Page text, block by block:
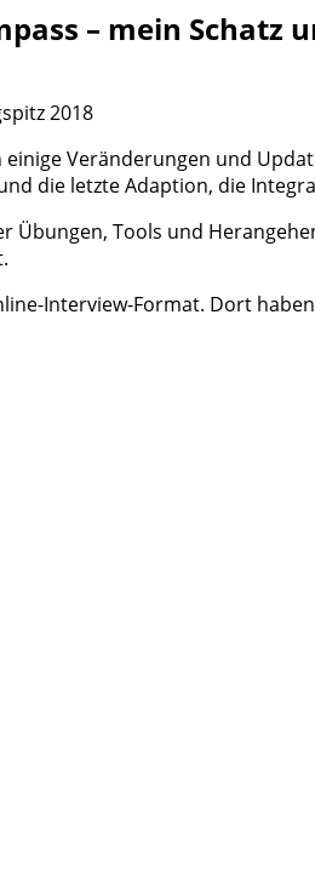
– mein Schatz
2018
Veränderungen und
die letzte Adaption, die
Übungen, Tools und
Interview-Format. Dort